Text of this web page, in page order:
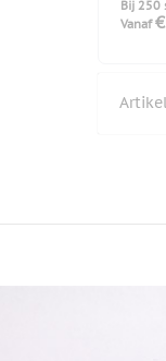
Bij 250
Vanaf